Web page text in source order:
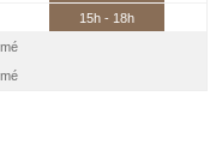
15h - 18h